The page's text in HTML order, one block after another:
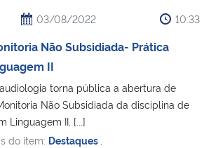
03/08/2022 10:33
Não Subsidiada- Prática
II
torna pública a abertura de
Não Subsidiada da disciplina de
Linguagem II, [...]
do item: Destaques